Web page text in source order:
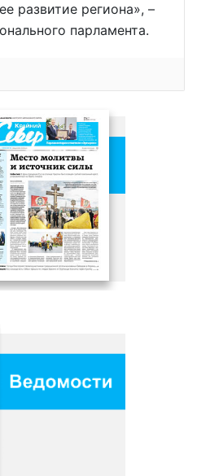
развитие региона», –
парламента.